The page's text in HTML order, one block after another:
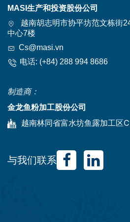
MASI生产和投资股份公司
越南胡志明市协平坊范文栋街
中心7楼
Cs@masi.vn
电话: (+84) 288 994 8686
制造商：
金龙鱼粉加工股份公司
越南林同省富水坊鱼露加工区
与我们联系